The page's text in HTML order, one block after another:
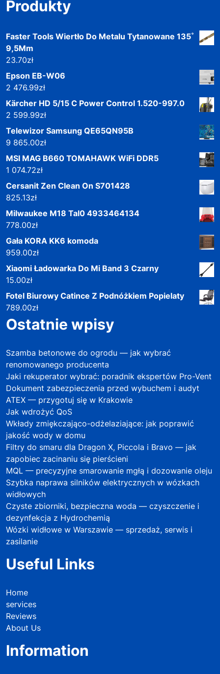
Produkty
Faster Tools Wiertło Do Metalu Tytanowane 135˚
9,5Mm
23.70zł
Epson EB-W06
2 476.99zł
Kärcher HD 5/15 C Power Control 1.520-997.0
2 599.99zł
Telewizor Samsung QE65QN95B
9 865.00zł
MSI MAG B660 TOMAHAWK WiFi DDR5
1 074.72zł
Cersanit Zen Clean On S701428
825.13zł
Milwaukee M18 Tal0 4933464134
778.00zł
Gała KORA KK6 komoda
959.00zł
Xiaomi Ładowarka Do Mi Band 3 Czarny
15.00zł
Fotel Biurowy Catince Z Podnóżkiem Popielaty
789.00zł
Ostatnie wpisy
Szamba betonowe do ogrodu — jak wybrać
renomowanego producenta
Jaki rekuperator wybrać: poradnik ekspertów Pro-Vent
Dokument zabezpieczenia przed wybuchem i audyt
ATEX — przygotuj się w Krakowie
Jak wdrożyć QoS
Wkłady zmiękczająco-odżelaziające: jak poprawić
jakość wody w domu
Filtry do smaru dla Dragon X, Piccola i Bravo — jak
zapobiec zacinaniu się pierścieni
MQL — precyzyjne smarowanie mgłą i dozowanie oleju
Szybka naprawa silników elektrycznych w wózkach
widłowych
Czyste zbiorniki, bezpieczna woda — czyszczenie i
dezynfekcja z Hydrochemią
Wózki widłowe w Warszawie — sprzedaż, serwis i
zasilanie
Useful Links
Home
services
Reviews
About Us
Information